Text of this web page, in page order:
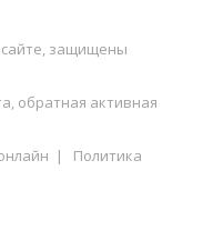
защищены
обратная активная
| Политика